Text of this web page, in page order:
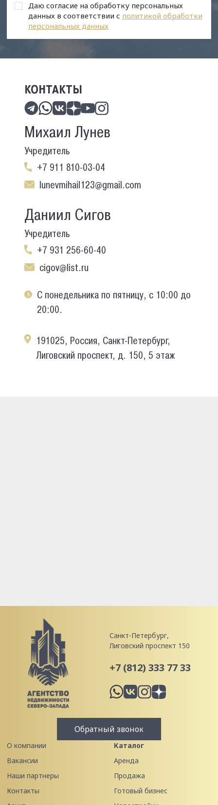
Даю согласие на обработку персональных
данных в соответствии с политикой обработки
персональных данных
КОНТАКТЫ
Михаил Лунев
Учредитель
+7 911 810-03-04
lunevmihail123@gmail.com
Даниил Сигов
Учредитель
+7 931 256-60-40
cigov@list.ru
С понедельника по пятницу, с 10:00 до
20:00.
191025, Россия, Санкт-Петербург,
Лиговский проспект, д. 150, 5 этаж
Санкт-Петербург,
Лиговский проспект 150
+7 (812) 333 77 33
Обратный звонок
О компании
Вакансии
Наши партнеры
Контакты
Каталог
Аренда
Продажа
Готовый бизнес